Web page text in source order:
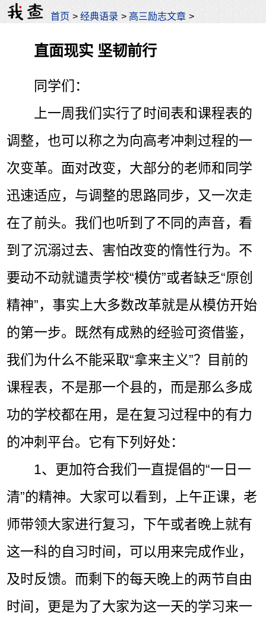
首页 >经典语录 > 高三励志文章 >
直面现实 坚韧前行
同学们：
上一周我们实行了时间表和课程表的
调整，也可以称之为向高考冲刺过程的一
次变革。面对改变，大部分的老师和同学
迅速适应，与调整的思路同步，又一次走
在了前头。我们也听到了不同的声音，看
到了沉溺过去、害怕改变的惰性行为。不
要动不动就谴责学校“模仿”或者缺乏“原创
精神”，事实上大多数改革就是从模仿开始
的第一步。既然有成熟的经验可资借鉴，
我们为什么不能采取“拿来主义”？目前的
课程表，不是那一个县的，而是那么多成
功的学校都在用，是在复习过程中的有力
的冲刺平台。它有下列好处：
1、更加符合我们一直提倡的“一日一
清”的精神。大家可以看到，上午正课，老
师带领大家进行复习，下午或者晚上就有
这一科的自习时间，可以用来完成作业，
及时反馈。而剩下的每天晚上的两节自由
时间，更是为了大家为这一天的学习来一